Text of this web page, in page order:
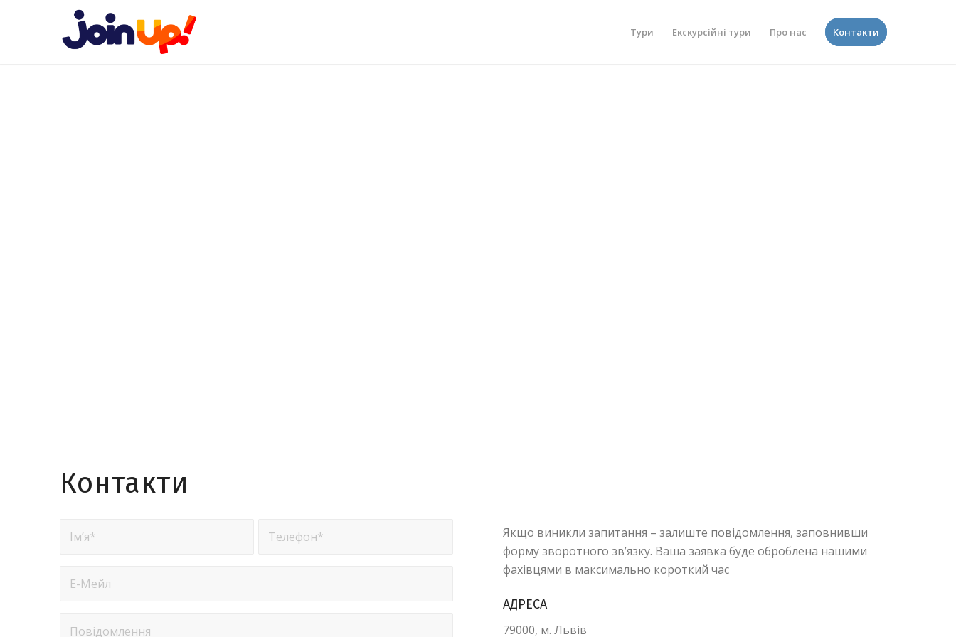
Тури Екскурсійні тури Про нас Контакти
Контакти
Якщо виникли запитання – залиште повідомлення, заповнивши
форму зворотного зв’язку. Ваша заявка буде оброблена нашими
фахівцями в максимально короткий час
АДРЕСА
79000, м. Львів